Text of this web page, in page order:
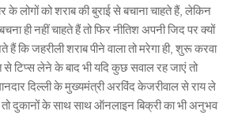
के लोगों को शराब की बुराई से बचाना चाहते हैं, लेकिन
ही नहीं चाहते हैं तो फिर नीतिश अपनी जिद पर क्यों
कि जहरीली शराब पीने वाला तो मरेगा ही, शुरू करवा
टिप्स लेने के बाद भी यदि कुछ सवाल रह जाएं तो
दिल्ली के मुख्यमंत्री अरविंद केजरीवाल से राय ले
दुकानों के साथ साथ ऑनलाइन बिक्री का भी अनुभव